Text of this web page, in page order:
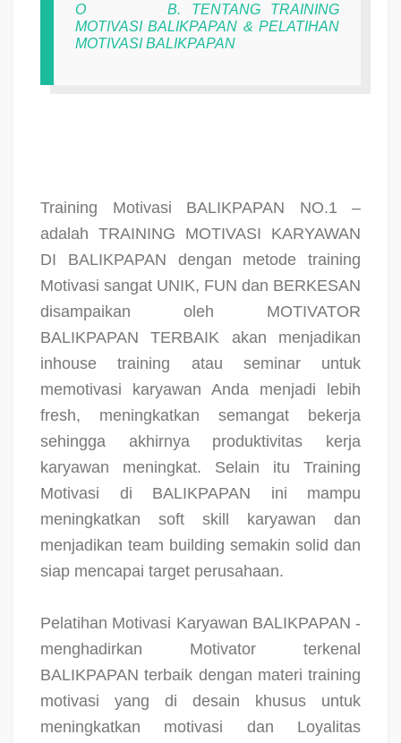
O
B. TENTANG TRAINING
MOTIVASI BALIKPAPAN & PELATIHAN
MOTIVASI BALIKPAPAN
Training Motivasi BALIKPAPAN NO.1 –
adalah TRAINING MOTIVASI KARYAWAN
DI BALIKPAPAN dengan metode training
Motivasi sangat UNIK, FUN dan BERKESAN
disampaikan oleh MOTIVATOR
BALIKPAPAN TERBAIK akan menjadikan
inhouse training atau seminar untuk
memotivasi karyawan Anda menjadi lebih
fresh, meningkatkan semangat bekerja
sehingga akhirnya produktivitas kerja
karyawan meningkat. Selain itu Training
Motivasi di BALIKPAPAN ini mampu
meningkatkan soft skill karyawan dan
menjadikan team building semakin solid dan
siap mencapai target perusahaan.
Pelatihan Motivasi Karyawan BALIKPAPAN -
menghadirkan Motivator terkenal
BALIKPAPAN terbaik dengan materi training
motivasi yang di desain khusus untuk
meningkatkan motivasi dan Loyalitas